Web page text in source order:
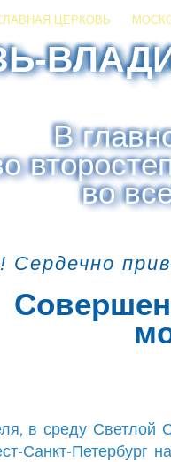
ЦЕРКОВЬ
В
во
Сердечно
в среду Светлой
Санкт-Петербург